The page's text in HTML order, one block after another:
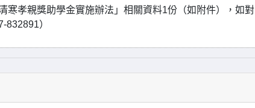
寒孝親獎助學金實施辦法」相關資料1份（如附件），如對
832891）